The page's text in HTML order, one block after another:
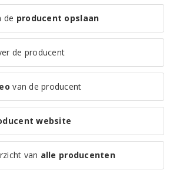
de producent opslaan
de producent
van de producent
website
van alle producenten